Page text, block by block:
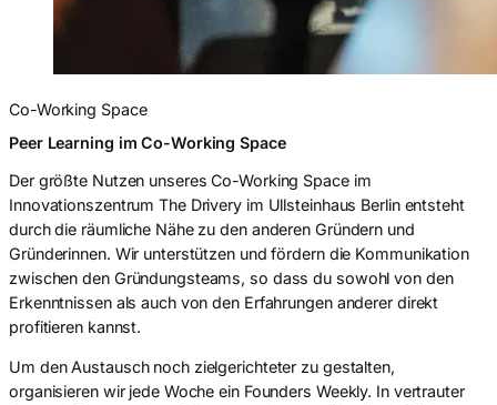
Co-Working Space
Peer Learning im Co-Working Space
Der größte Nutzen unseres Co-Working Space im
Innovationszentrum The Drivery im Ullsteinhaus Berlin entsteht
durch die räumliche Nähe zu den anderen Gründern und
Gründerinnen. Wir unterstützen und fördern die Kommunikation
zwischen den Gründungsteams, so dass du sowohl von den
Erkenntnissen als auch von den Erfahrungen anderer direkt
profitieren kannst.
Um den Austausch noch zielgerichteter zu gestalten,
organisieren wir jede Woche ein Founders Weekly. In vertrauter